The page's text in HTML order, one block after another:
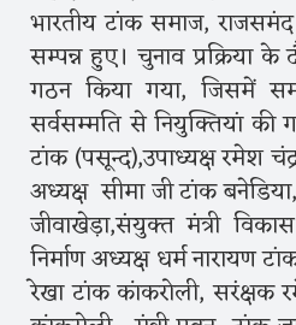
भारतीय टांक समाज,
सम्पन्न हुए। चुनाव प्रक्रिया के
गठन किया गया, जिसमें
सर्वसम्मति से नियुक्तियां की
टांक (पसून्द),उपाध्यक्ष रमेश
अध्यक्ष सीमा जी टांक
जीवाखेड़ा,संयुक्त मंत्री
निर्माण अध्यक्ष धर्म नारायण
रेखा टांक कांकरोली,